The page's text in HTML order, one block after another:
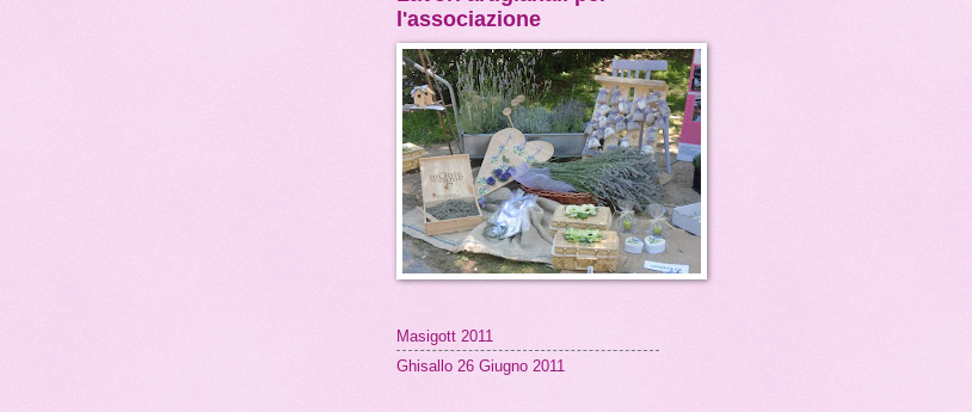
l'associazione
Masigott 2011
Ghisallo 26 Giugno 2011